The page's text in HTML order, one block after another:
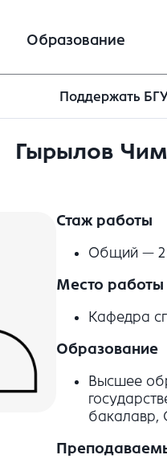
Образование
Поддержать
Гырылов
Стаж работы
Общий — 2
Место работы
Кафедра
Образование
Высшее
бакалавр,